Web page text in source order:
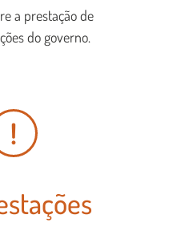
a prestação de
do governo.
!